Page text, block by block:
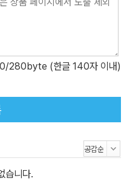
0/280byte (한글 140자 이내)
습니다.